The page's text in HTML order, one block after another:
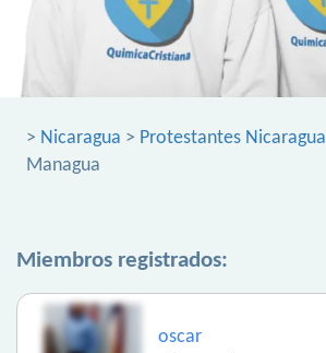
> Nicaragua > Protestantes Nicaragua
Managua
Miembros registrados:
oscar